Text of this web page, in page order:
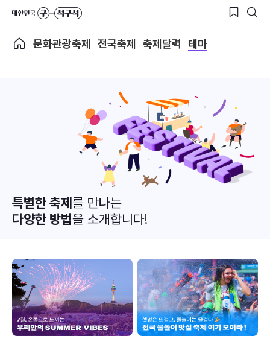
문화관광축제 전국축제 축제달력 테마
특별한 축제를 만나는
다양한 방법을 소개합니다!